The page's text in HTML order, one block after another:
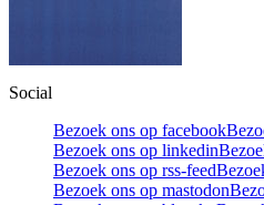
Social
Bezoek ons op facebook
Bezoek ons op linkedin
Bezoek ons op rss-feed
Bezoek ons op mastodon